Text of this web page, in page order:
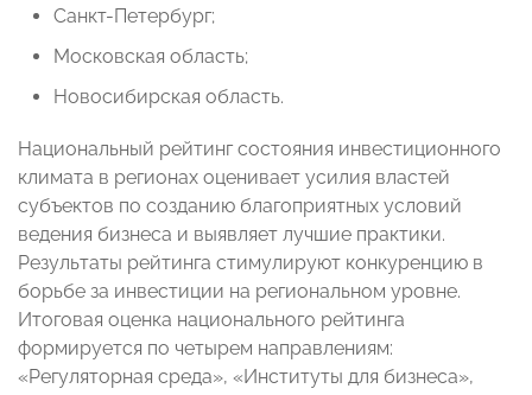
Санкт-Петербург;
Московская область;
Новосибирская область.
Национальный рейтинг состояния инвестиционного
климата в регионах оценивает усилия властей
субъектов по созданию благоприятных условий
ведения бизнеса и выявляет лучшие практики.
Результаты рейтинга стимулируют конкуренцию в
борьбе за инвестиции на региональном уровне.
Итоговая оценка национального рейтинга
формируется по четырем направлениям:
«Регуляторная среда», «Институты для бизнеса»,